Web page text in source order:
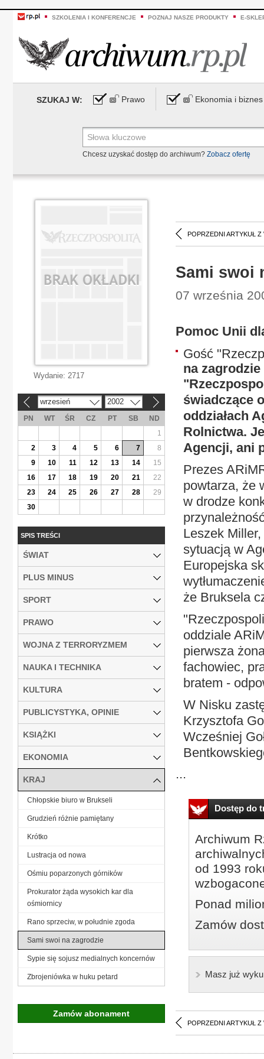
SZKOLENIA I KONFERENCJE POZNAJ NASZE PRODUKTY E-
SZUKAJ W: Prawo Ekonomia i biznes
Chcesz uzyskać dostęp do archiwum? Zobacz ofertę
POPRZEDNI ARTYKUŁ Z
Sami swoi
07 września
Pomoc Unii
Gość
na zagrodzie
świadczące
oddziałach
Rolnictwa.
Agencji, ani
Prezes
powtarza, że
w drodze
Leszek
sytuacją w
Europejska
że Bruksela
oddziale
pierwsza
fachowiec,
bratem -
W Nisku
Krzysztofa
Wcześniej
...
Dostęp do
Archiwum
od 1993
Ponad
Zamów
Masz już
POPRZEDNI ARTYKUŁ Z
Wydanie: 2717
wrzesień 2002
PN WT ŚR CZ PT SB
ND
1
2
3 4 5 6 7
8
9
10 11 12 13 14
15
16
17 18 19 20 21
22
23
24 25 26 27 28
29
30
SPIS TREŚCI
ŚWIAT
PLUS MINUS
SPORT
PRAWO
WOJNA Z TERRORYZMEM
NAUKA I TECHNIKA
KULTURA
PUBLICYSTYKA, OPINIE
KSIĄŻKI
EKONOMIA
KRAJ
Chłopskie biuro w Brukseli
Grudzień różnie pamiętany
Krótko
Lustracja od nowa
Ośmiu poparzonych górników
Prokurator żąda wysokich kar dla
ośmiornicy
Rano sprzeciw, w południe zgoda
Sami swoi na zagrodzie
Sypie się sojusz medialnych koncernów
Zbrojeniówka w huku petard
Zamów abonament